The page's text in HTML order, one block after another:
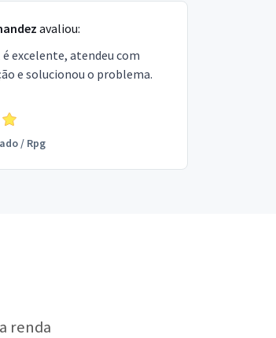
avaliou:
excelente, atendeu com
e solucionou o problema.
/ Rpg
renda